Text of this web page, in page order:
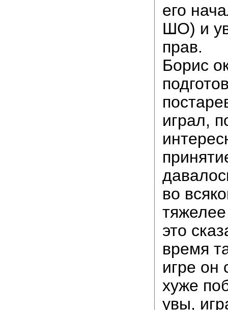
его
ШО) и
прав.
Борис
играл,
во
это
время
игре он
хуже
увы,